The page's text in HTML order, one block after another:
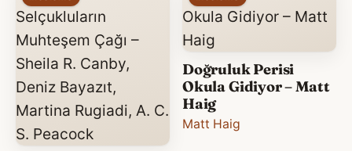
Doğruluk Perisi
Okula Gidiyor – Matt
Haig
Matt Haig